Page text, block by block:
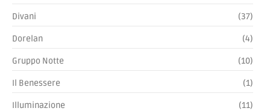
Divani (37)
Dorelan (4)
Gruppo Notte (10)
Il Benessere (1)
Illuminazione (11)